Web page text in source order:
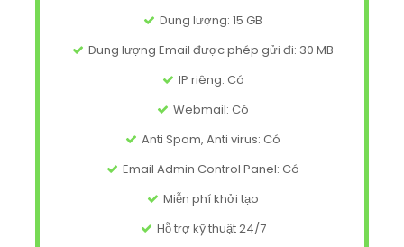
Dung lượng: 15 GB
Dung lượng Email được phép gửi đi: 30 MB
IP riêng: Có
Webmail: Có
Anti Spam, Anti virus: Có
Email Admin Control Panel: Có
Miễn phí khởi tạo
Hỗ trợ kỹ thuật 24/7